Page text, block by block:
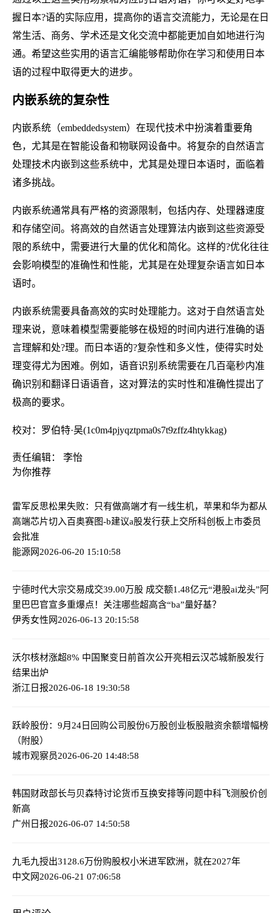
握日本?语的实际应用，提高你的语言交流能力，无论是在日
常生活、商务、学术还是文化交流中都能更加自如地进行沟
通。希望这些实用的语言汇编能够帮助你在学习和使用日本
语的过程中取得更大的进步。
内嵌系统的复杂性
内嵌系统（embeddedsystem）在现代技术中扮演着重要角
色，尤其是在智能设备和物联网设备中。将复杂的自然语言
处理技术内嵌到这些系统中，尤其是处理日本语时，面临着
诸多挑战。
内嵌系统通常具有严格的资源限制，包括内存、处理器速度
和存储空间。将高效的自然语言处理算法内嵌到这些资源受
限的系统中，需要进行大量的优化和简化。这样的?优化往往
会影响模型的准确性和性能，尤其是在处理复杂语言如日本
语时。
内嵌系统需要具备高效的实时处理能力。这对于自然语言处
理来说，意味着模型需要能够在极短的时间内进行准确的语
言理解和处?理。而日本语的?复杂性和多义性，使得实时处
理变得尤为困难。例如，语音识别系统需要在几百毫秒内准
确识别和翻译日语语音，这对算法的实时性和准确性提出了
极高的要求。
校对：罗伯特·吴(1c0m4pjyqztpma0s7t9zffz4htykkag)
责任编辑： 李怡
为你推荐
雷军反思松果失败：只有做高端才有一线生机，苹果和华为都从
高端芯片切入百奥赛图-b建议a股发行获上交所科创板上市委员
会批准
能源网2026-06-20 15:10:58
宁德时代大宗交易成交39.00万股 成交额1.48亿元“港股ai龙头”阿
里巴巴官宣多重爆点！关注哪些超高含“ba”量好基？
伊秀女性网2026-06-13 20:15:58
沃尔核材涨超8% 中国聚变日前首次公开亮相云汉芯城新股发行
结果出炉
浙江日报2026-06-18 19:30:58
跃岭股份：9月24日回购公司股份6万股创业板股融资余额增幅榜
（附股）
城市观察员2026-06-20 14:48:58
韩国财政部长与贝森特讨论货币互换安排等问题中科飞测股价创
新高
广州日报2026-06-07 14:50:58
九毛九授出3128.6万份购股权小米进军欧洲，就在2027年
中文网2026-06-21 07:06:58